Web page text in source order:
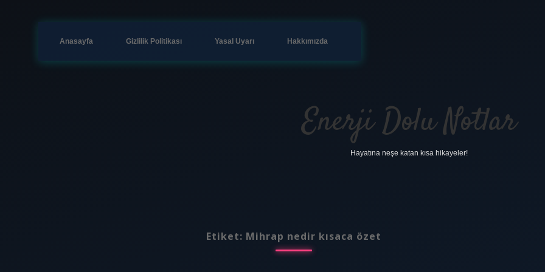
Anasayfa Gizlilik Politikası Yasal Uyarı Hakkımızda
Enerji Dolu Notlar
Hayatına neşe katan kısa hikayeler!
Etiket: Mihrap nedir kısaca özet